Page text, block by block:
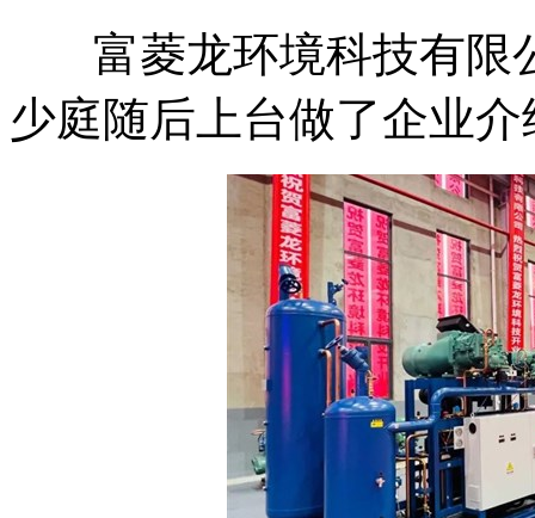
富菱龙环境科技有限
少庭随后上台做了企业介